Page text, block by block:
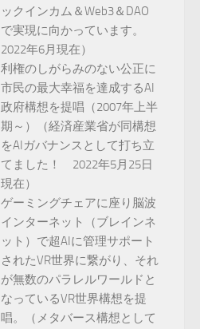
ックインカム＆Web3＆DAO
で実現に向かっています。
2022年6月現在）
利権のしがらみのない公正に
市民の最大幸福を達成するAI
政府構想を提唱（2007年上半
期～）（経済産業省が同構想
をAIガバナンスとして打ち立
てました！ 2022年5月25日
現在）
ゲーミングチェアに座り脳波
インターネット（ブレインネ
ット）で超AIに管理サポート
されたVR世界に繋がり、それ
が無数のパラレルワールドと
なっているVR世界構想を提
唱。（メタバース構想として